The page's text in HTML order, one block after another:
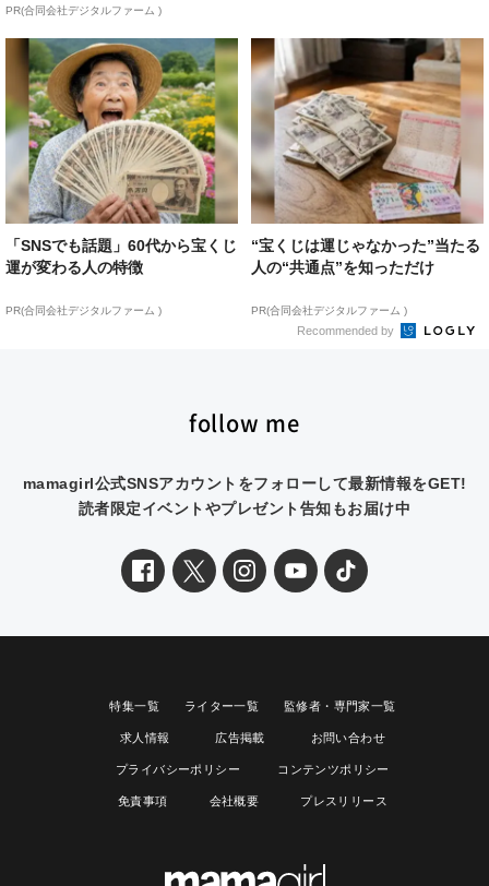
PR(合同会社デジタルファーム )
「SNSでも話題」60代から宝くじ
運が変わる人の特徴
PR(合同会社デジタルファーム )
“宝くじは運じゃなかった”当たる
人の“共通点”を知っただけ
PR(合同会社デジタルファーム )
Recommended by
follow me
mamagirl公式SNSアカウントをフォローして最新情報をGET!
読者限定イベントやプレゼント告知もお届け中
特集一覧 ライター一覧 監修者・専門家一覧
求人情報 広告掲載 お問い合わせ
プライバシーポリシー コンテンツポリシー
免責事項 会社概要 プレスリリース